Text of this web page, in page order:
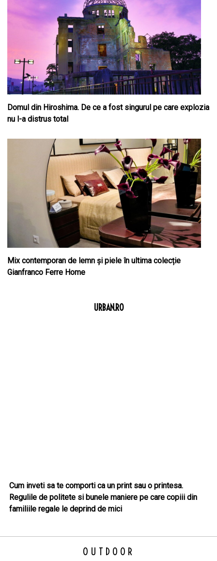
Domul din Hiroshima. De ce a fost singurul pe care explozia
nu l-a distrus total
Mix contemporan de lemn şi piele în ultima colecție
Gianfranco Ferre Home
URBAN.RO
Cum inveti sa te comporti ca un print sau o printesa.
Regulile de politete si bunele maniere pe care copiii din
familiile regale le deprind de mici
OUTDOOR